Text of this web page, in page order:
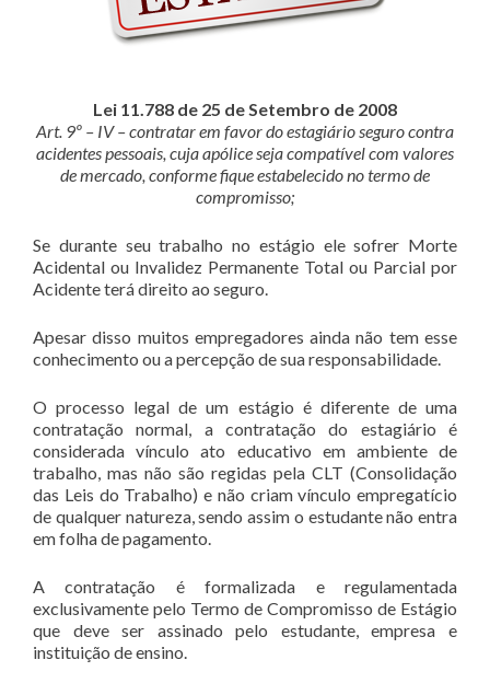
Lei 11.788 de 25 de Setembro de 2008
Art. 9º – IV – contratar em favor do estagiário seguro contra
acidentes pessoais, cuja apólice seja compatível com valores
de mercado, conforme fique estabelecido no termo de
compromisso;
Se durante seu trabalho no estágio ele sofrer Morte
Acidental ou Invalidez Permanente Total ou Parcial por
Acidente terá direito ao seguro.
Apesar disso muitos empregadores ainda não tem esse
conhecimento ou a percepção de sua responsabilidade.
O processo legal de um estágio é diferente de uma
contratação normal, a contratação do estagiário é
considerada vínculo ato educativo em ambiente de
trabalho, mas não são regidas pela CLT (Consolidação
das Leis do Trabalho) e não criam vínculo empregatício
de qualquer natureza, sendo assim o estudante não entra
em folha de pagamento.
A contratação é formalizada e regulamentada
exclusivamente pelo Termo de Compromisso de Estágio
que deve ser assinado pelo estudante, empresa e
instituição de ensino.